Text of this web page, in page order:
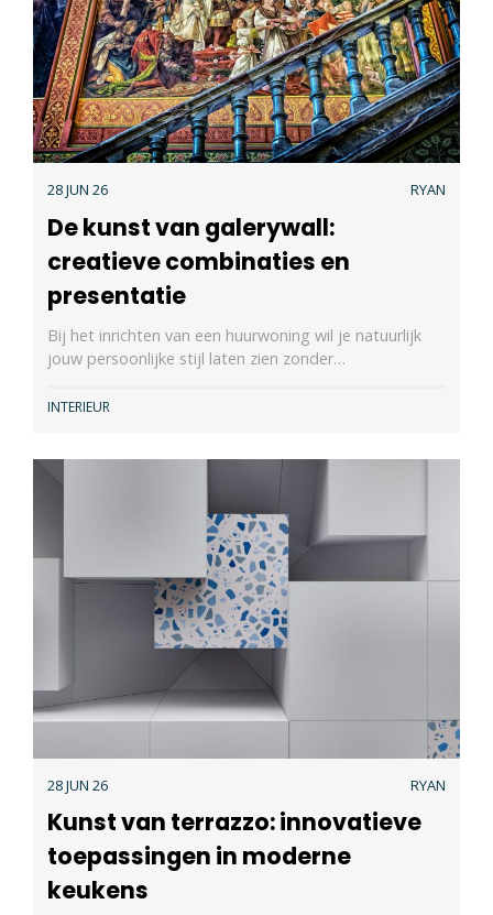
28 JUN 26 RYAN
De kunst van galerywall:
creatieve combinaties en
presentatie
Bij het inrichten van een huurwoning wil je natuurlijk
jouw persoonlijke stijl laten zien zonder…
INTERIEUR
28 JUN 26 RYAN
Kunst van terrazzo: innovatieve
toepassingen in moderne
keukens